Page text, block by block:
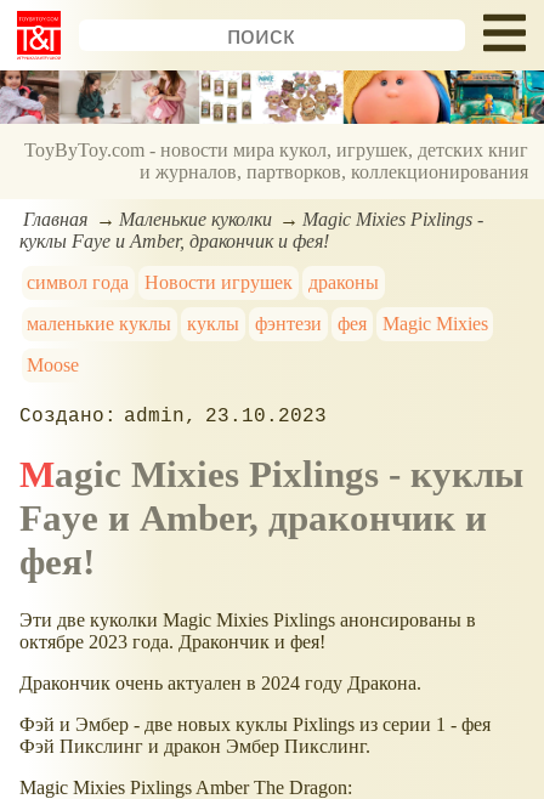
ToyByToy.com - новости мира кукол, игрушек, детских книг
и журналов, партворков, коллекционирования
Главная Маленькие куколки
Magic Mixies Pixlings -
куклы Faye и Amber, дракончик и фея!
символ года
Новости игрушек
драконы
маленькие куклы
куклы фэнтези фея
Magic Mixies
Moose
admin 23.10.2023
Magic Mixies Pixlings - куклы
Faye и Amber, дракончик и
фея!
Эти две куколки Magic Mixies Pixlings анонсированы в
октябре 2023 года. Дракончик и фея!
Дракончик очень актуален в 2024 году Дракона.
Фэй и Эмбер - две новых куклы Pixlings из серии 1 - фея
Фэй Пикслинг и дракон Эмбер Пикслинг.
Magic Mixies Pixlings Amber The Dragon: